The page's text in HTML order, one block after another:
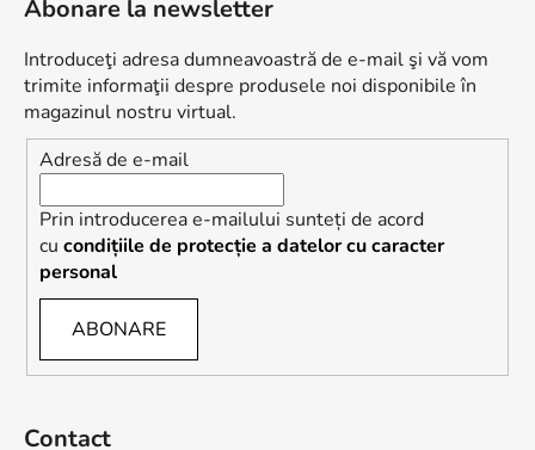
Abonare la newsletter
Introduceţi adresa dumneavoastră de e-mail şi vă vom
trimite informaţii despre produsele noi disponibile în
magazinul nostru virtual.
Adresă de e-mail
Prin introducerea e-mailului sunteți de acord
cu condițiile de protecție a datelor cu caracter
personal
ABONARE
Contact